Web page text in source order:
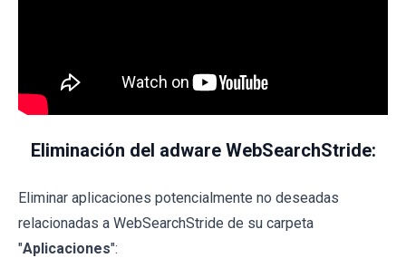
Eliminación del adware WebSearchStride:
Eliminar aplicaciones potencialmente no deseadas
relacionadas a WebSearchStride de su carpeta
"Aplicaciones":